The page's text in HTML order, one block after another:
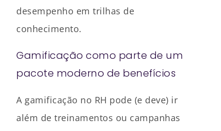
desempenho em trilhas de
conhecimento.
Gamificação como parte de um
pacote moderno de benefícios
A gamificação no RH pode (e deve) ir
além de treinamentos ou campanhas